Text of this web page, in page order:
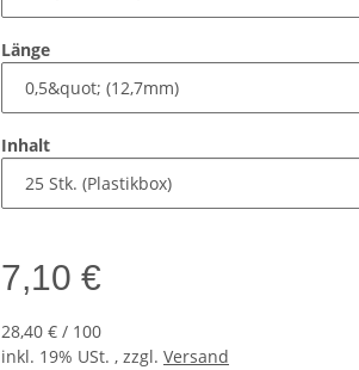
Länge
Inhalt
7,10 €
28,40 € / 100
inkl. 19% USt. , zzgl. Versand